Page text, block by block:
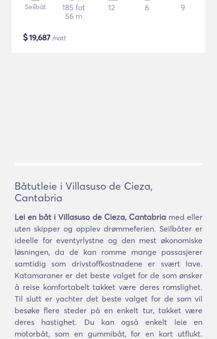
Seilbåt
185 fot
56 m
12 6 9
$19,687 /natt
Båtutleie i Villasuso de Cieza,
Cantabria
Lei en båt i Villasuso de Cieza, Cantabriamed eller
uten skipper og opplev drømmeferien. Seilbåter er
ideelle for eventyrlystne og den mest økonomiske
løsningen, da de kan romme mange passasjerer
samtidig som drivstoffkostnadene er svært lave.
Katamaraner er det beste valget for de som ønsker
å reise komfortabelt takket være deres romslighet.
Til slutt er yachter det beste valget for de som vil
besøke flere steder på en enkelt tur, takket være
deres hastighet. Du kan også enkelt leie en
motorbåt, som en gummibåt, for en kort utflukt.